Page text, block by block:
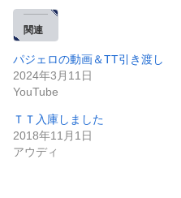
関連
パジェロの動画＆TT引き渡し
2024年3月11日
YouTube
ＴＴ入庫しました
2018年11月1日
アウディ